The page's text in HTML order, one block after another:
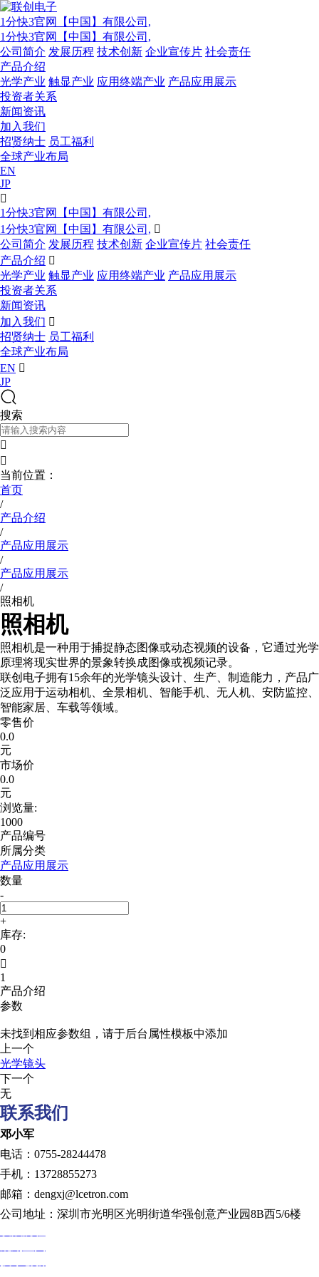
1分快3官网【中国】有限公司,
1分快3官网【中国】有限公司,
公司简介 发展历程 技术创新 企业宣传片 社会责任
产品介绍
光学产业 触显产业 应用终端产业 产品应用展示
投资者关系
新闻资讯
加入我们
招贤纳士 员工福利
全球产业布局
EN
JP

1分快3官网【中国】有限公司,
1分快3官网【中国】有限公司, 
公司简介 发展历程 技术创新 企业宣传片 社会责任
产品介绍 
光学产业 触显产业 应用终端产业 产品应用展示
投资者关系
新闻资讯
加入我们 
招贤纳士 员工福利
全球产业布局
EN 
JP
搜索


当前位置：
首页
/
产品介绍
/
产品应用展示
/
产品应用展示
/
照相机
照相机
照相机是一种用于捕捉静态图像或动态视频的设备，它通过光学
原理将现实世界的景象转换成图像或视频记录。
联创电子拥有15余年的光学镜头设计、生产、制造能力，产品广
泛应用于运动相机、全景相机、智能手机、无人机、安防监控、
智能家居、车载等领域。
零售价
0.0
元
市场价
0.0
元
浏览量:
1000
产品编号
所属分类
产品应用展示
数量
-
+
库存:
0

1
产品介绍
参数
未找到相应参数组，请于后台属性模板中添加
上一个
光学镜头
下一个
无
联系我们
邓小军
电话：0755-28244478
手机：13728855273
邮箱：dengxj@lcetron.com
公司地址：深圳市光明区光明街道华强创意产业园8B西5/6楼